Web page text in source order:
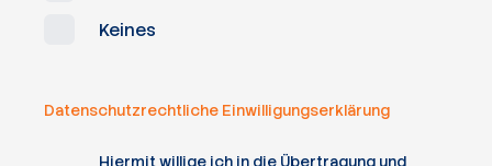
Keines
Datenschutzrechtliche Einwilligungserklärung
Hiermit willige ich in die Übertragung und